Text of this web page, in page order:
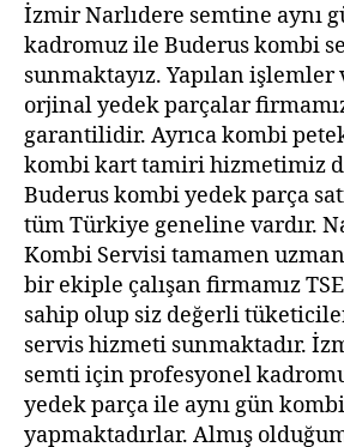
İzmir Narlıdere semtine aynı
kadromuz ile Buderus kombi
sunmaktayız. Yapılan
orjinal yedek parçalar
garantilidir. Ayrıca kombi
kombi kart tamiri hizmetimiz
Buderus kombi yedek parça
tüm Türkiye geneline vardır.
Kombi Servisi tamamen
bir ekiple çalışan firmamız
sahip olup siz değerli
servis hizmeti sunmaktadır.
semti için profesyonel
yedek parça ile aynı gün
yapmaktadırlar. Almış